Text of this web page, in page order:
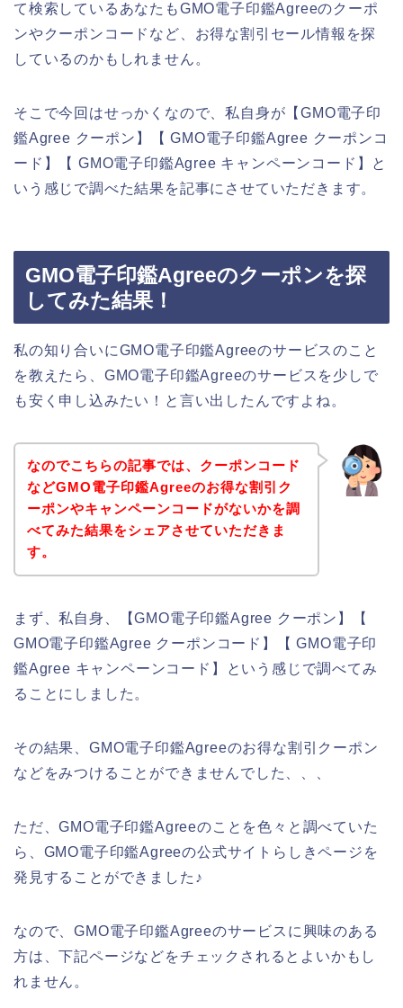
て検索しているあなたもGMO電子印鑑Agreeのクーポ
ンやクーポンコードなど、お得な割引セール情報を探
しているのかもしれません。
そこで今回はせっかくなので、私自身が【GMO電子印
鑑Agree クーポン】【 GMO電子印鑑Agree クーポンコ
ード】【 GMO電子印鑑Agree キャンペーンコード】と
いう感じで調べた結果を記事にさせていただきます。
GMO電子印鑑Agreeのクーポンを探
してみた結果！
私の知り合いにGMO電子印鑑Agreeのサービスのこと
を教えたら、GMO電子印鑑Agreeのサービスを少しで
も安く申し込みたい！と言い出したんですよね。
なのでこちらの記事では、クーポンコード
などGMO電子印鑑Agreeのお得な割引ク
ーポンやキャンペーンコードがないかを調
べてみた結果をシェアさせていただきま
す。
まず、私自身、【GMO電子印鑑Agree クーポン】【
GMO電子印鑑Agree クーポンコード】【 GMO電子印
鑑Agree キャンペーンコード】という感じで調べてみ
ることにしました。
その結果、GMO電子印鑑Agreeのお得な割引クーポン
などをみつけることができませんでした、、、
ただ、GMO電子印鑑Agreeのことを色々と調べていた
ら、GMO電子印鑑Agreeの公式サイトらしきページを
発見することができました♪
なので、GMO電子印鑑Agreeのサービスに興味のある
方は、下記ページなどをチェックされるとよいかもし
れません。